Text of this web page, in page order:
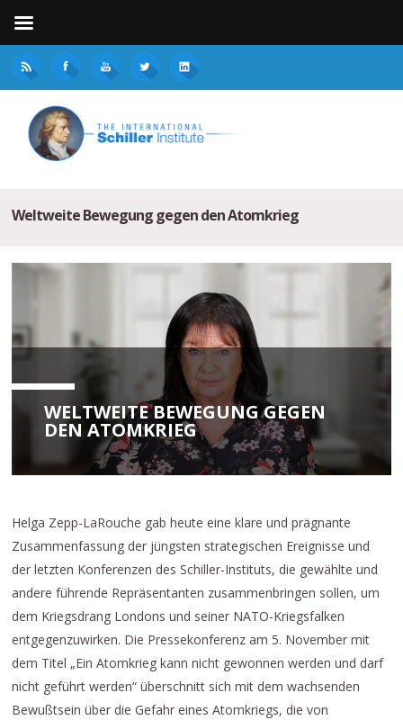
Weltweite Bewegung gegen den Atomkrieg
WELTWEITE BEWEGUNG GEGEN
DEN ATOMKRIEG
Helga Zepp-LaRouche gab heute eine klare und prägnante
Zusammenfassung der jüngsten strategischen Ereignisse und
der letzten Konferenzen des Schiller-Instituts, die gewählte und
andere führende Repräsentanten zusammenbringen sollen, um
dem Kriegsdrang Londons und seiner NATO-Kriegsfalken
entgegenzuwirken. Die Pressekonferenz am 5. November mit
dem Titel „Ein Atomkrieg kann nicht gewonnen werden und darf
nicht geführt werden“ überschnitt sich mit dem wachsenden
Bewußtsein über die Gefahr eines Atomkriegs, die von